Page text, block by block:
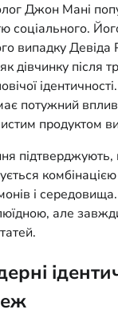
Джон Мані
соціального.
випадку
дівчинку після
потужний
продуктом
і
але завжди